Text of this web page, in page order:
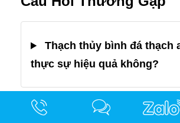
Thạch thủy bình đá thạch
thực sự hiệu quả không?
Nên đặt thạch thủy bình ở